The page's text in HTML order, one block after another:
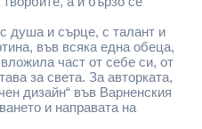
душа и сърце, с талант и
във всяка една обеца,
част от себе си, от
за света. За авторката,
дизайн“ във Варненския
и направата на